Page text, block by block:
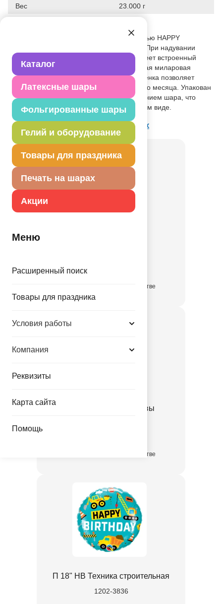
Каталог
Латексные шары
Фольгированные шары
Гелий и оборудование
Товары для праздника
Печать на шарах
Акции
Меню
Расширенный поиск
Товары для праздника
Условия работы
Компания
Реквизиты
Карта сайта
Помощь
Вес 23.000 г
Круглый фольгированный шар с надписью HAPPY
BIRTHDAY с праздничными собачками. При надувании
рекомендуется использовать гелий. Имеет встроенный
клапан - что упрощает надувание. Тонкая миларовая
(фольга на полиэтиленовой основе) пленка позволяет
шарам не сдуваться от недели до одного месяца. Упакован
в красочный пакет, с цветным изображением шара, что
позволяет выставлять товар в не надутом виде.
Товар из раздела 18", 20" Qualatex
в достаточном количестве
П 18" HB Пятна коровы
в достаточном количестве
П 18" HB Техника строительная
1202-3836